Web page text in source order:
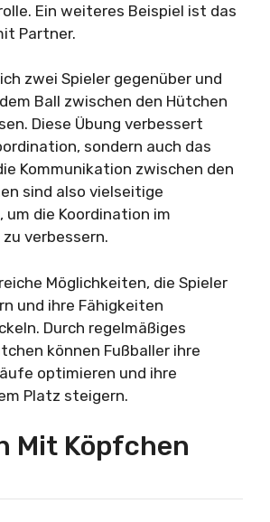
Ein weiteres Beispiel ist das
Partner.
zwei Spieler gegenüber und
Ball zwischen den Hütchen
Diese Übung verbessert
sondern auch das
Kommunikation zwischen den
sind also vielseitige
um die Koordination im
zu verbessern.
Möglichkeiten, die Spieler
und ihre Fähigkeiten
Durch regelmäßiges
können Fußballer ihre
optimieren und ihre
Platz steigern.
Mit Köpfchen